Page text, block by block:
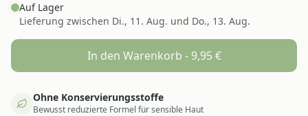
Auf Lager
Lieferung zwischen Di., 11. Aug. und Do., 13. Aug.
In den Warenkorb - 9,95€
Ohne Konservierungsstoffe
Bewusst reduzierte Formel für sensible Haut